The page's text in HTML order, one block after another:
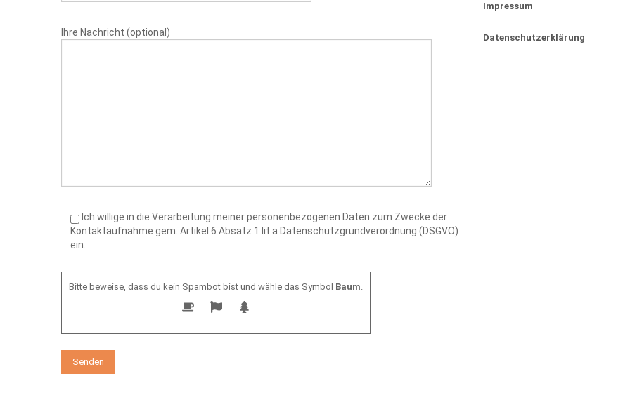
Ihre Nachricht (optional)
Ich willige in die Verarbeitung meiner personenbezogenen Daten zum Zwecke der
Kontaktaufnahme gem. Artikel 6 Absatz 1 lit a Datenschutzgrundverordnung (DSGVO)
ein.
Bitte beweise, dass du kein Spambot bist und wähle das Symbol Baum.
Impressum
Datenschutzerklärung